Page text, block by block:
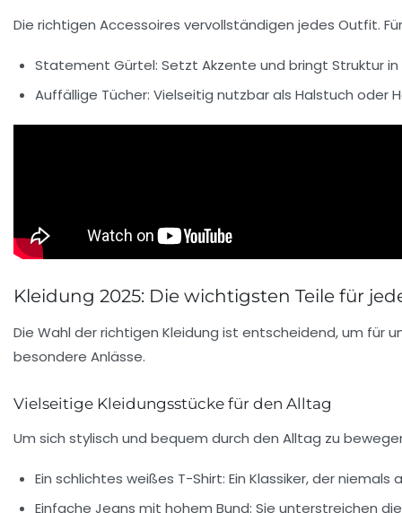
Die richtigen Accessoires vervollständigen jedes Outfit.
Statement Gürtel: Setzt Akzente und bringt Struktur in
Auffällige Tücher: Vielseitig nutzbar als Halstuch oder
Kleidung 2025: Die wichtigsten Teile für
Die Wahl der richtigen Kleidung ist entscheidend, um für
besondere Anlässe.
Vielseitige Kleidungsstücke für den Alltag
Um sich stylisch und bequem durch den Alltag zu
Ein schlichtes weißes T-Shirt: Ein Klassiker, der
Einfache Jeans mit hohem Bund: Sie unterstreichen